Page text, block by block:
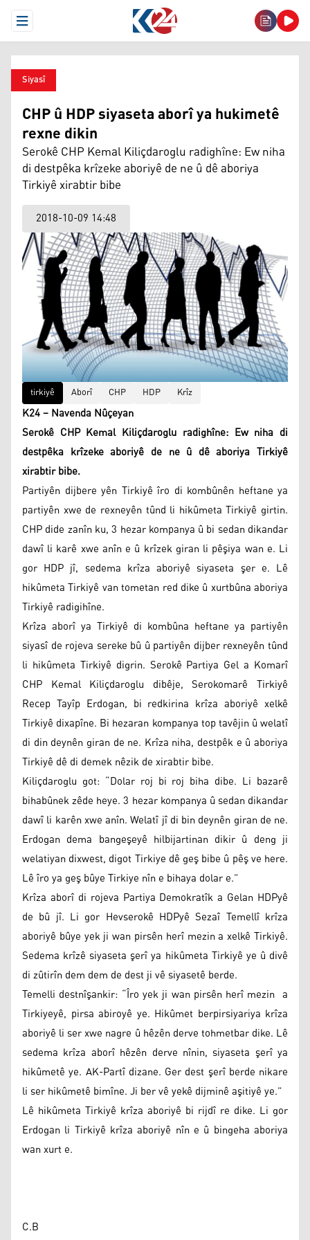
Open Menu
Siyasî
CHP û HDP siyaseta aborî ya hukimetê
rexne dikin
Serokê CHP Kemal Kiliçdaroglu radighîne: Ew niha
di destpêka krîzeke aboriyê de ne û dê aboriya
Tirkiyê xirabtir bibe
2018-10-09 14:48
tirkiyê Aborî CHP HDP Krîz
K24 – Navenda Nûçeyan
Serokê CHP Kemal Kiliçdaroglu radighîne: Ew niha di
destpêka krîzeke aboriyê de ne û dê aboriya Tirkiyê
xirabtir bibe.
Partiyên dijbere yên Tirkiyê îro di kombûnên heftane ya
partiyên xwe de rexneyên tûnd li hikûmeta Tirkiyê girtin.
CHP dide zanîn ku, 3 hezar kompanya û bi sedan dikandar
dawî li karê xwe anîn e û krîzek giran li pêşiya wan e. Li
gor HDP jî, sedema krîza aboriyê siyaseta şer e. Lê
hikûmeta Tirkiyê van tometan red dike û xurtbûna aboriya
Tirkiyê radigihîne.
Krîza aborî ya Tirkiyê di kombûna heftane ya partiyên
siyasî de rojeva sereke bû û partiyên dijber rexneyên tûnd
li hikûmeta Tirkiyê digrin. Serokê Partiya Gel a Komarî
CHP Kemal Kiliçdaroglu dibêje, Serokomarê Tirkiyê
Recep Tayîp Erdogan, bi redkirina krîza aboriyê xelkê
Tirkiyê dixapîne. Bi hezaran kompanya top tavêjin û welatî
di din deynên giran de ne. Krîza niha, destpêk e û aboriya
Tirkiyê dê di demek nêzik de xirabtir bibe.
Kiliçdaroglu got: “Dolar roj bi roj biha dibe. Li bazarê
bihabûnek zêde heye. 3 hezar kompanya û sedan dikandar
dawî li karên xwe anîn. Welatî jî di bin deynên giran de ne.
Erdogan dema bangeşeyê hilbijartinan dikir û deng ji
welatiyan dixwest, digot Tirkiye dê geş bibe û pêş ve here.
Lê îro ya geş bûye Tirkiye nîn e bihaya dolar e.”
Krîza aborî di rojeva Partiya Demokratîk a Gelan HDPyê
de bû jî. Li gor Hevserokê HDPyê Sezaî Temellî krîza
aboriyê bûye yek ji wan pirsên herî mezin a xelkê Tirkiyê.
Sedema krîzê siyaseta şerî ya hikûmeta Tirkiyê ye û divê
di zûtirîn dem dem de dest ji vê siyasetê berde.
Temelli destnîşankir: “Îro yek ji wan pirsên herî mezin a
Tirkiyeyê, pirsa abiroyê ye. Hikûmet berpirsiyariya krîza
aboriyê li ser xwe nagre û hêzên derve tohmetbar dike. Lê
sedema krîza aborî hêzên derve nînin, siyaseta şerî ya
hikûmetê ye. AK-Partî dizane. Ger dest şerî berde nikare
li ser hikûmetê bimîne. Ji ber vê yekê dijminê aşitiyê ye.”
Lê hikûmeta Tirkiyê krîza aboriyê bi rijdî re dike. Li gor
Erdogan li Tirkiyê krîza aboriyê nîn e û bingeha aboriya
wan xurt e.
C.B